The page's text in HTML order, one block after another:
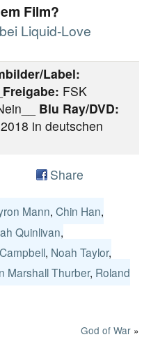
Film?
Liquid-Love
Label:
Freigabe: FSK
Blu Ray/DVD:
in deutschen
Share
Mann, Chin Han,
Quinlivan,
, Noah Taylor,
Marshall Thurber, Roland
God of War »